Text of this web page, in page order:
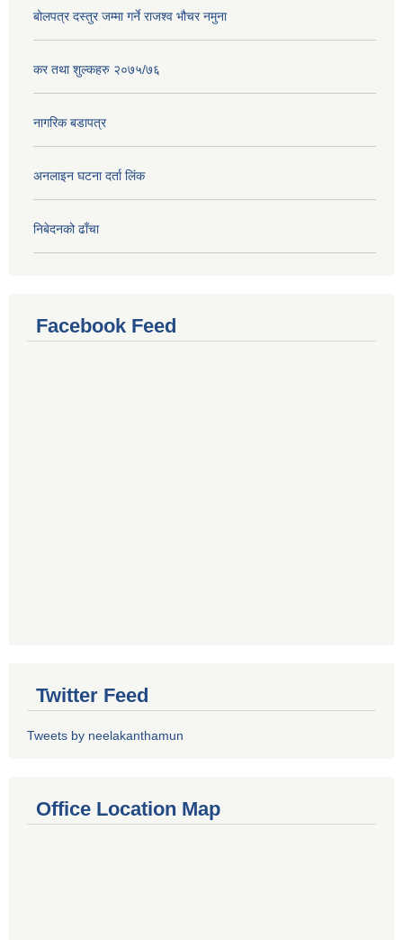
बोलपत्र दस्तुर जम्मा गर्ने राजश्व भौचर नमुना
कर तथा शुल्कहरु २०७५/७६
नागरिक बडापत्र
अनलाइन घटना दर्ता लिंक
निबेदनको ढाँचा
Facebook Feed
Twitter Feed
Tweets by neelakanthamun
Office Location Map